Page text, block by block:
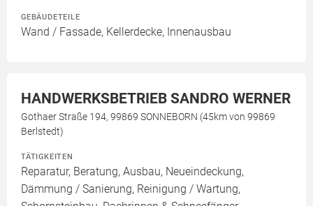
GEBÄUDETEILE
Wand / Fassade, Kellerdecke, Innenausbau
HANDWERKSBETRIEB SANDRO WERNER
Gothaer Straße 194, 99869 SONNEBORN (45km von 99869
Berlstedt)
TÄTIGKEITEN
Reparatur, Beratung, Ausbau, Neueindeckung,
Dämmung / Sanierung, Reinigung / Wartung,